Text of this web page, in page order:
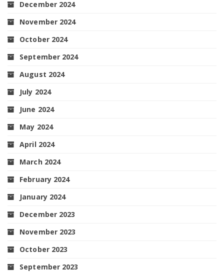
December 2024
November 2024
October 2024
September 2024
August 2024
July 2024
June 2024
May 2024
April 2024
March 2024
February 2024
January 2024
December 2023
November 2023
October 2023
September 2023